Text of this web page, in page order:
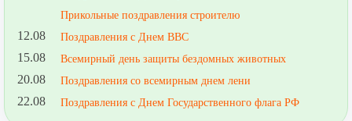
Прикольные поздравления строителю
12.08 Поздравления с Днем ВВС
15.08 Всемирный день защиты бездомных животных
20.08 Поздравления со всемирным днем лени
22.08 Поздравления с Днем Государственного флага РФ